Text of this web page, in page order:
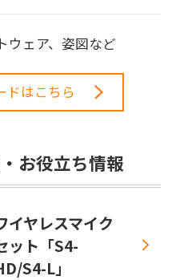
ウェア、姿図など
ドはこちら
お役立ち情報
イヤレスマイク
ット「S4-
S4-L」